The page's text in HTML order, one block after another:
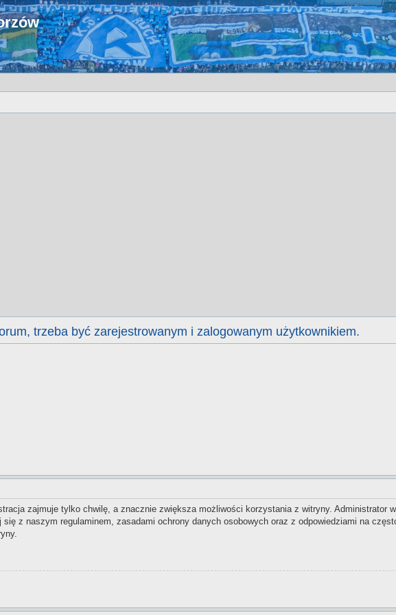
trzeba być zarejestrowanym i zalogowanym użytkownikiem.
zajmuje tylko chwilę, a znacznie zwiększa możliwości korzystania z witryny. Administrator
z naszym regulaminem, zasadami ochrony danych osobowych oraz z odpowiedziami na